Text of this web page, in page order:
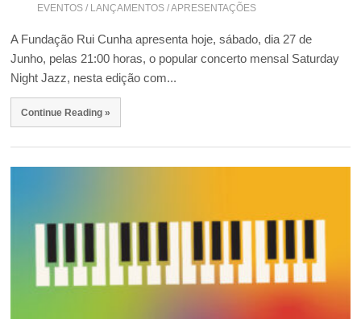
EVENTOS / LANÇAMENTOS / APRESENTAÇÕES
A Fundação Rui Cunha apresenta hoje, sábado, dia 27 de
Junho, pelas 21:00 horas, o popular concerto mensal Saturday
Night Jazz, nesta edição com...
Continue Reading »